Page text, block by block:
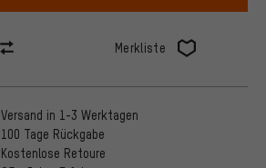
Merkliste
Versand in 1-3 Werktagen
100 Tage Rückgabe
Kostenlose Retoure